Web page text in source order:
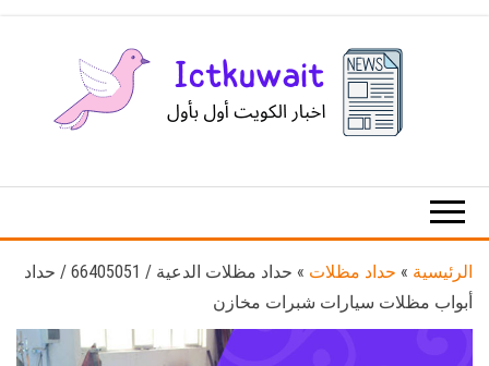
الكويت
الرئيسية » حداد مظلات »
حداد مظلات الدعية / 66405051 / حداد
أبواب مظلات سيارات شبرات مخازن